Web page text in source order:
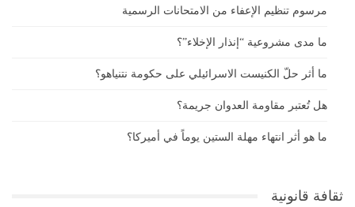
مرسوم تنظيم الإعفاء من الامتحانات الرسمية
ما مدى مشروعية “إنذار الإخلاء”؟
ما أثر حلّ الكنيست الاسرائيلي على حكومة نتنياهو؟
هل تُعتبر مقاومة العدوان جريمة؟
ما هو أثر انتهاء مهلة الستين يوماً في أميركا؟
ثقافة قانونية